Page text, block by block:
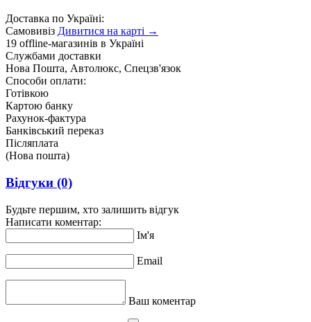
Доставка по Україні:
Самовивіз Дивитися на карті →
19 offline-магазинів в Україні
Службами доставки
Нова Пошта, Автолюкс, Спецзв'язок
Способи оплати:
Готівкою
Картою банку
Рахунок-фактура
Банківський переказ
Післяплата
(Нова пошта)
Відгуки (0)
Будьте першим, хто залишить відгук
Написати коментар:
Ім'я
Email
Ваш коментар